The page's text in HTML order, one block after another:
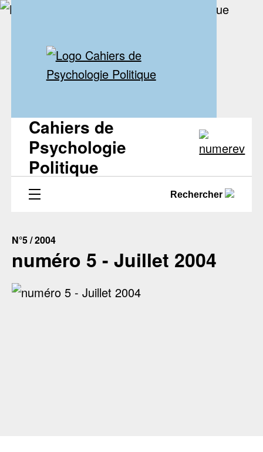
Cahiers de
Psychologie
Politique
Rechercher
N°5 / 2004
numéro 5 - Juillet 2004